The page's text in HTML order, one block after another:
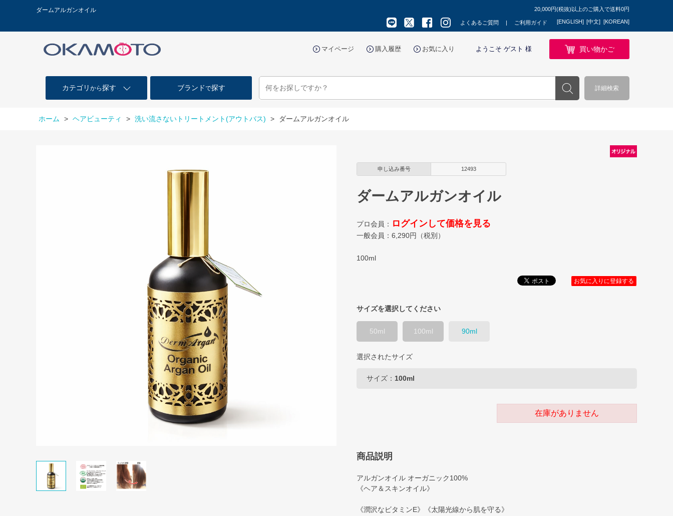
ダームアルガンオイル 20,000円(税抜)以上のご購入で送料0円
よくあるご質問 ご利用ガイド [ENGLISH] [中文] [KOREAN]
マイページ 購入履歴 お気に入り ようこそ ゲスト 様 買い物かご
カテゴリ から探す ブランドで探す 詳細検索
ホーム > ヘアビューティ > 洗い流さないトリートメント(アウトバス) > ダームアルガンオイル
申し込み番号 12493
ダームアルガンオイル
プロ会員： ログインして価格を見る
一般会員： 6,290円（税別）
100ml
お気に入りに登録する
サイズを選択してください
50ml 100ml 90ml
選択されたサイズ
サイズ： 100ml
在庫がありません
商品説明
アルガンオイル オーガニック100%
《ヘア＆スキンオイル》
《潤沢なビタミンE》《太陽光線から肌を守る》